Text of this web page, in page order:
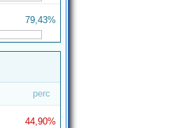
79,43%
perc
44,90%